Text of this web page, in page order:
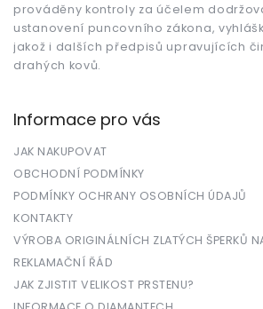
prováděny kontroly za účelem
ustanovení puncovního zákona,
jakož i dalších předpisů upravujících
drahých kovů.
Informace pro vás
JAK NAKUPOVAT
OBCHODNÍ PODMÍNKY
PODMÍNKY OCHRANY OSOBNÍCH ÚDAJŮ
KONTAKTY
VÝROBA ORIGINÁLNÍCH ZLATÝCH ŠPERKŮ
REKLAMAČNÍ ŘÁD
JAK ZJISTIT VELIKOST PRSTENU?